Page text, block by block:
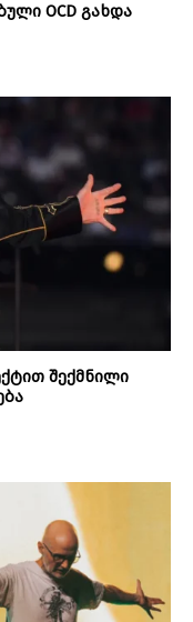
OCD გახდა
შექმნილი